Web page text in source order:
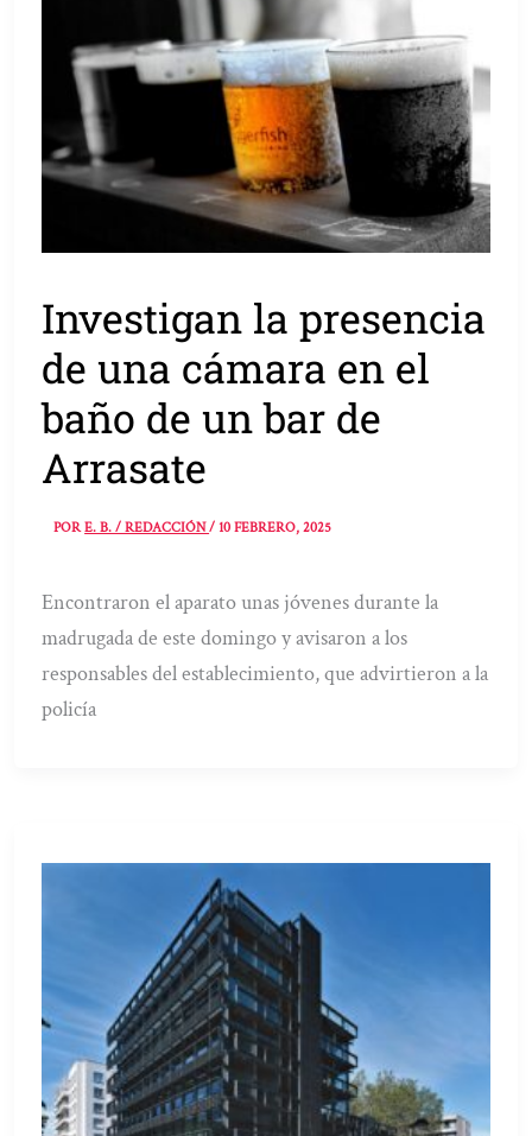
Investigan la presencia
de una cámara en el
baño de un bar de
Arrasate
PORE. B. / REDACCIÓN/10 FEBRERO, 2025
Encontraron el aparato unas jóvenes durante la
madrugada de este domingo y avisaron a los
responsables del establecimiento, que advirtieron a la
policía